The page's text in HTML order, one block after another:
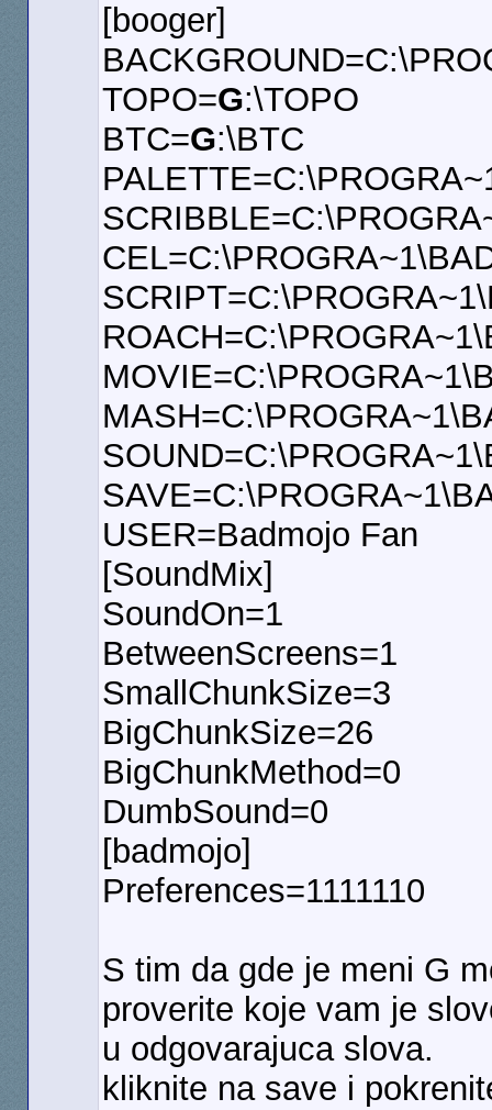
[booger]
TOPO=G:\TOPO
BTC=G:\BTC
USER=Badmojo Fan
[SoundMix]
SoundOn=1
BetweenScreens=1
SmallChunkSize=3
BigChunkSize=26
BigChunkMethod=0
DumbSound=0
[badmojo]
Preferences=1111110
S tim da gde je meni G
proverite koje vam je
u odgovarajuca slova.
kliknite na save i